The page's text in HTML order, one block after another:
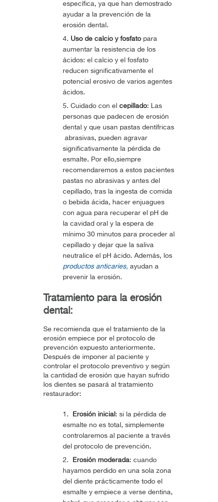
específica, ya que han demostrado
ayudar a la prevención de la
erosión dental.
Uso de calcio y fosfato para
aumentar la resistencia de los
ácidos: el calcio y el fosfato
reducen significativamente el
potencial erosivo de varios agentes
ácidos.
Cuidado con el cepillado: Las
personas que padecen de erosión
dental y que usan pastas dentífricas
abrasivas, pueden agravar
significativamente la pérdida de
esmalte. Por ello,siempre
recomendaremos a estos pacientes
pastas no abrasivas y antes del
cepillado, tras la ingesta de comida
o bebida ácida, hacer enjuagues
con agua para recuperar el pH de
la cavidad oral y la espera de
mínimo 30 minutos para proceder al
cepillado y dejar que la saliva
neutralice el pH ácido. Además, los
productos anticaries, ayudan a
prevenir la erosión.
Tratamiento para la erosión
dental:
Se recomienda que el tratamiento de la
erosión empiece por el protocolo de
prevención expuesto anteriormente.
Después de imponer al paciente y
controlar el protocolo preventivo y según
la cantidad de erosión que hayan sufrido
los dientes se pasará al tratamiento
restaurador:
Erosión inicial : si la pérdida de
esmalte no es total, simplemente
controlaremos al paciente a través
del protocolo de prevención.
Erosión moderada: cuando
hayamos perdido en una sola zona
del diente prácticamente todo el
esmalte y empiece a verse dentina,